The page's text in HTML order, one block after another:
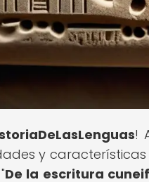
!
y
De la escritura